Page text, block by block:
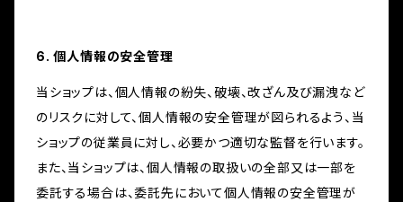
6. 個人情報の安全管理
当ショップは、個人情報の紛失、破壊、改ざん及び漏洩など
のリスクに対して、個人情報の安全管理が図られるよう、当
ショップの従業員に対し、必要かつ適切な監督を行います。
また、当ショップは、個人情報の取扱いの全部又は一部を
委託する場合は、委託先において個人情報の安全管理が